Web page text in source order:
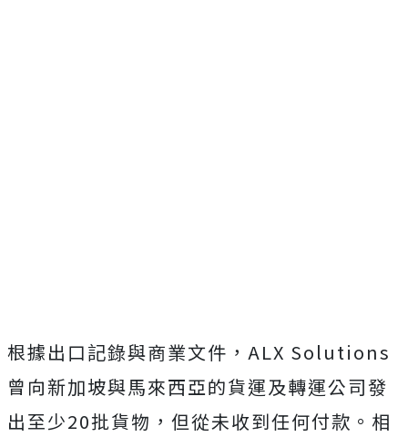
根據出口記錄與商業文件，ALX Solutions
曾向新加坡與馬來西亞的貨運及轉運公司發
出至少20批貨物，但從未收到任何付款。相